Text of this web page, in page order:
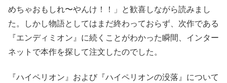
めちゃおもしれ〜やんけ！！」と歓喜しながら読みまし
た。しかし物語としてはまだ終わっておらず、次作である
『エンディミオン』に続くことがわかった瞬間、インター
ネットで本作を探して注文したのでした。
『ハイペリオン』および『ハイペリオンの没落』について